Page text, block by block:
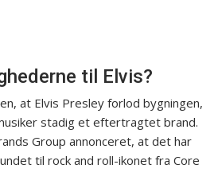
til Elvis?
at Elvis Presley forlod bygningen,
stadig et eftertragtet brand.
Group annonceret, at det har
til rock and roll-ikonet fra Core